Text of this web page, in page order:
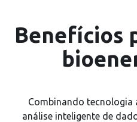
Benefícios
Combinando tecnologia
análise inteligente de